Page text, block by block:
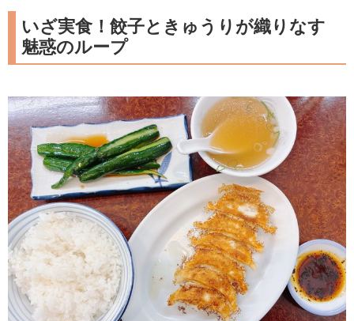
いざ実食！餃子ときゅうりが織りなす
魅惑のループ